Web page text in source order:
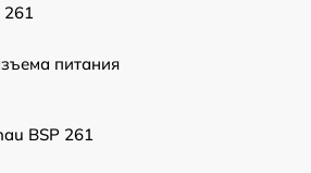
261
питания
BSP 261